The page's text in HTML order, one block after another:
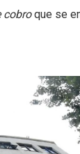
cobroque se